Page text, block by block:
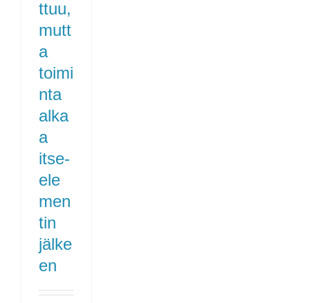
ttuu,
mutt
a
toimi
nta
alka
a
itse-
ele
men
tin
jälke
en